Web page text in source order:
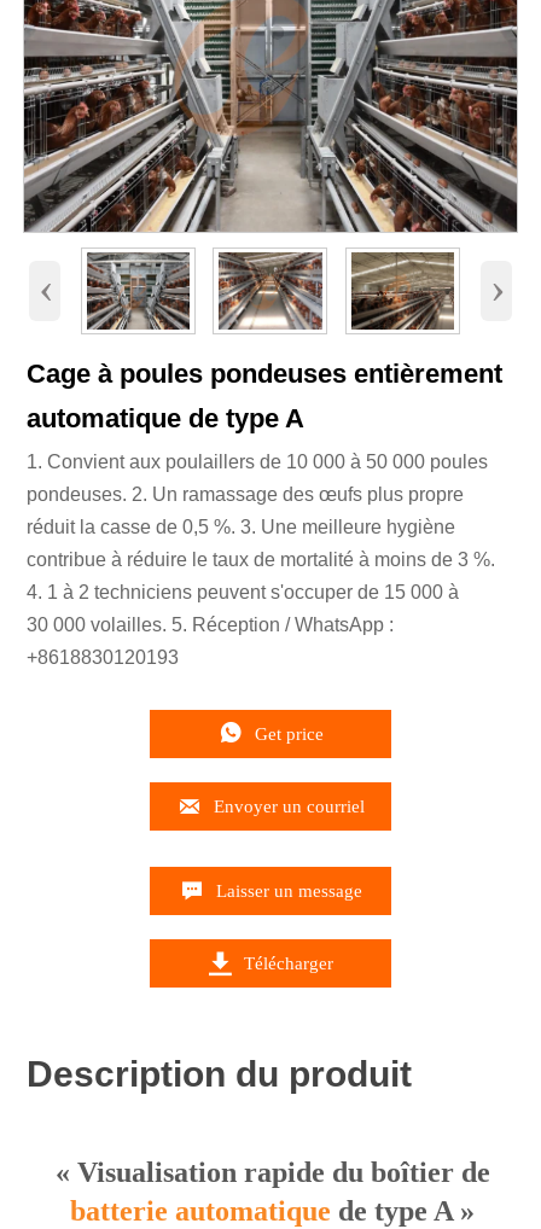
‹ ›
Cage à poules pondeuses entièrement
automatique de type A
1. Convient aux poulaillers de 10 000 à 50 000 poules
pondeuses. 2. Un ramassage des œufs plus propre
réduit la casse de 0,5 %. 3. Une meilleure hygiène
contribue à réduire le taux de mortalité à moins de 3 %.
4. 1 à 2 techniciens peuvent s'occuper de 15 000 à
30 000 volailles. 5. Réception / WhatsApp :
+8618830120193
 Get price
 Envoyer un courriel
 Laisser un message
 Télécharger
Description du produit
« Visualisation rapide du boîtier de
batterie automatique de type A »